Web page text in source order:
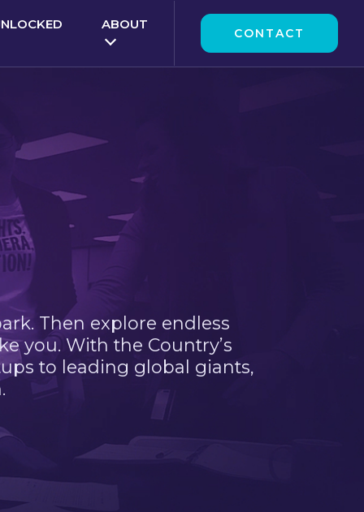
ABOUT
CONTACT
Then explore endless
you. With the Country’s
to leading global giants,